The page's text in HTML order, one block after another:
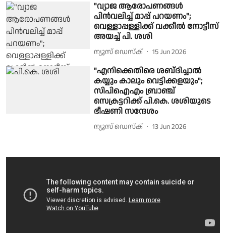
"വ്യാജ ആരോപണങ്ങള്‍
പിന്‍വലിച്ച് മാപ്പ് പറയണം";
വെള്ളാപ്പള്ളിക്ക് വക്കീല്‍ നോട്ടീസ്
അയച്ച് പി. ശശി
ന്യൂസ് ഡെസ്ക് 15 Jun 2026
"എനിക്കെതിരെ ശബ്‌ദിച്ചാൽ
കയ്യും കാലും വെട്ടിക്കളയും";
സിപിഐഎം ബ്രാഞ്ച്
സെക്രട്ടറിക്ക് പി.കെ. ശശിയുടെ
ഭീഷണി സന്ദേശം
ന്യൂസ് ഡെസ്ക് 13 Jun 2026